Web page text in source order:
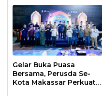
Gelar Buka Puasa
Bersama, Perusda Se-
Kota Makassar Perkuat